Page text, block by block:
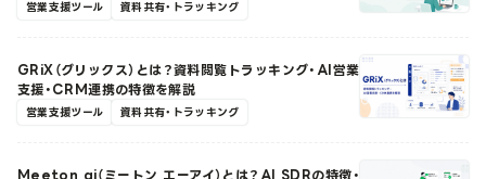
営業支援ツール 資料共有・トラッキング
GRiX（グリックス）とは？資料閲覧トラッキング・AI営業
支援・CRM連携の特徴を解説
営業支援ツール 資料共有・トラッキング
Meeton ai（ミートン エーアイ）とは？AI SDRの特徴・